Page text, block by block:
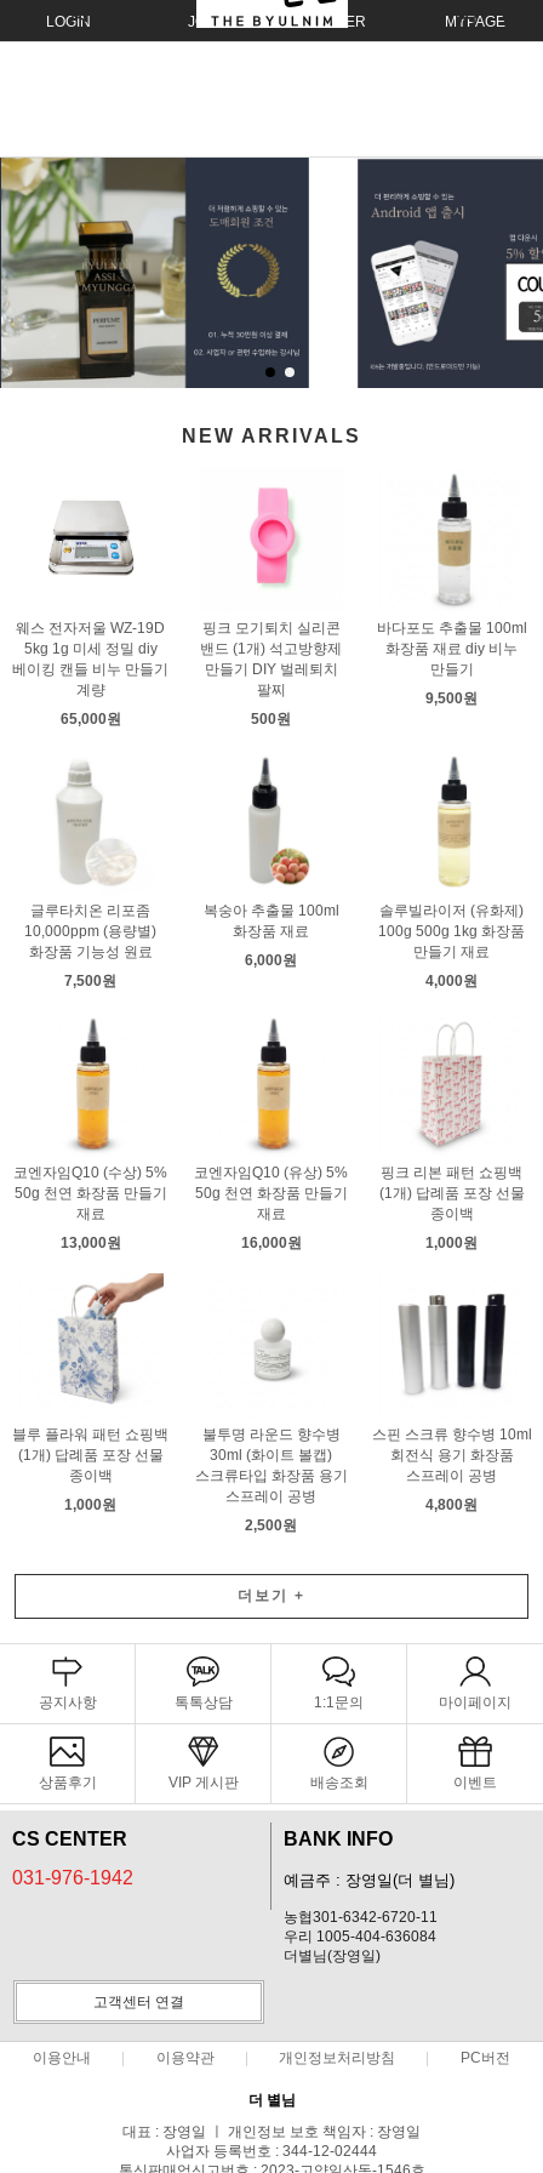
LOGIN JOIN ORDER MYPAGE
NEW ARRIVALS
웨스 전자저울 WZ-19D
5kg 1g 미세 정밀 diy
베이킹 캔들 비누 만들기
계량
65,000원
핑크 모기퇴치 실리콘
밴드 (1개) 석고방향제
만들기 DIY 벌레퇴치
팔찌
500원
바다포도 추출물 100ml
화장품 재료 diy 비누
만들기
9,500원
글루타치온 리포좀
10,000ppm (용량별)
화장품 기능성 원료
7,500원
복숭아 추출물 100ml
화장품 재료
6,000원
솔루빌라이저 (유화제)
100g 500g 1kg 화장품
만들기 재료
4,000원
코엔자임Q10 (수상) 5%
50g 천연 화장품 만들기
재료
13,000원
코엔자임Q10 (유상) 5%
50g 천연 화장품 만들기
재료
16,000원
핑크 리본 패턴 쇼핑백
(1개) 답례품 포장 선물
종이백
1,000원
블루 플라워 패턴 쇼핑백
(1개) 답례품 포장 선물
종이백
1,000원
불투명 라운드 향수병
30ml (화이트 볼캡)
스크류타입 화장품 용기
스프레이 공병
2,500원
스핀 스크류 향수병 10ml
회전식 용기 화장품
스프레이 공병
4,800원
더보기 +
공지사항 톡톡상담 1:1문의 마이페이지
상품후기 VIP 게시판 배송조회 이벤트
CS CENTER
031-976-1942
BANK INFO
예금주 : 장영일(더 별님)
농협301-6342-6720-11
우리 1005-404-636084
더별님(장영일)
고객센터 연결
이용안내 이용약관 개인정보처리방침 PC버전
더 별님
대표 : 장영일 ㅣ 개인정보 보호 책임자 : 장영일
사업자 등록번호 : 344-12-02444